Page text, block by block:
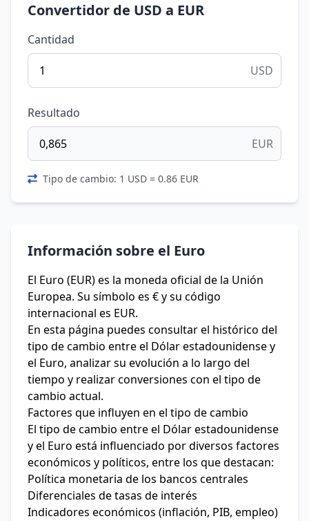
Convertidor de USD a EUR
Cantidad
USD
Resultado
EUR
Tipo de cambio: 1 USD = 0.86 EUR
Información sobre el Euro
El Euro (EUR) es la moneda oficial de la Unión
Europea. Su símbolo es € y su código
internacional es EUR.
En esta página puedes consultar el histórico del
tipo de cambio entre el Dólar estadounidense y
el Euro, analizar su evolución a lo largo del
tiempo y realizar conversiones con el tipo de
cambio actual.
Factores que influyen en el tipo de cambio
El tipo de cambio entre el Dólar estadounidense
y el Euro está influenciado por diversos factores
económicos y políticos, entre los que destacan:
Política monetaria de los bancos centrales
Diferenciales de tasas de interés
Indicadores económicos (inflación, PIB, empleo)